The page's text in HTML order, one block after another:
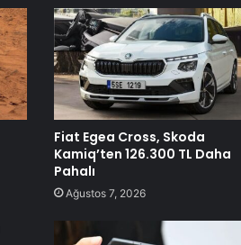
Fiat Egea Cross, Skoda
Kamiq’ten 126.300 TL Daha
Pahalı
Ağustos 7, 2026